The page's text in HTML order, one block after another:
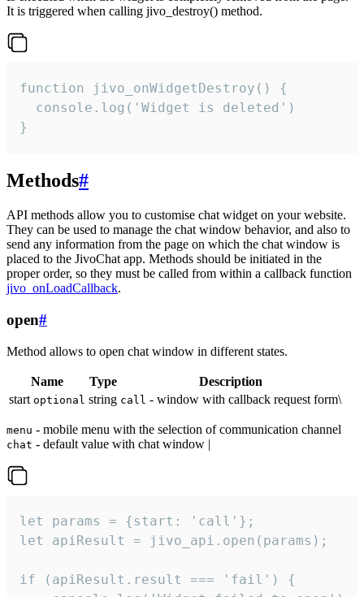
It is triggered when calling jivo_destroy() method.
function jivo_onWidgetDestroy() {
  console.log('Widget is deleted')
}
Methods#
API methods allow you to customise chat widget on your website.
They can be used to manage the chat window behavior, and also to
send any information from the page on which the chat window is
placed to the JivoChat app. Methods should be initiated in the
proper order, so they must be called from within a callback function
jivo_onLoadCallback.
open#
Method allows to open chat window in different states.
Name Type
Description
start optional string call - window with callback request form\
menu - mobile menu with the selection of communication channel
chat - default value with chat window |
let params = {start: 'call'};
let apiResult = jivo_api.open(params);
if (apiResult.result === 'fail') {